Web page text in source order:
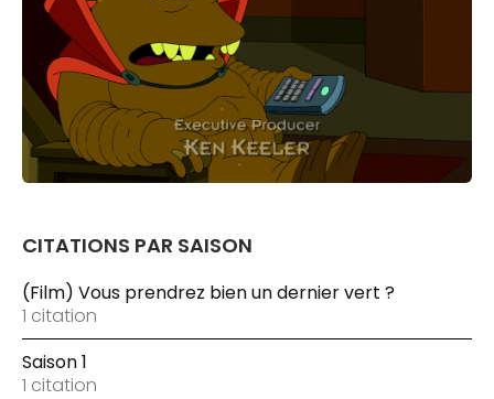
CITATIONS PAR SAISON
(Film) Vous prendrez bien un dernier vert ?
1 citation
Saison 1
1 citation